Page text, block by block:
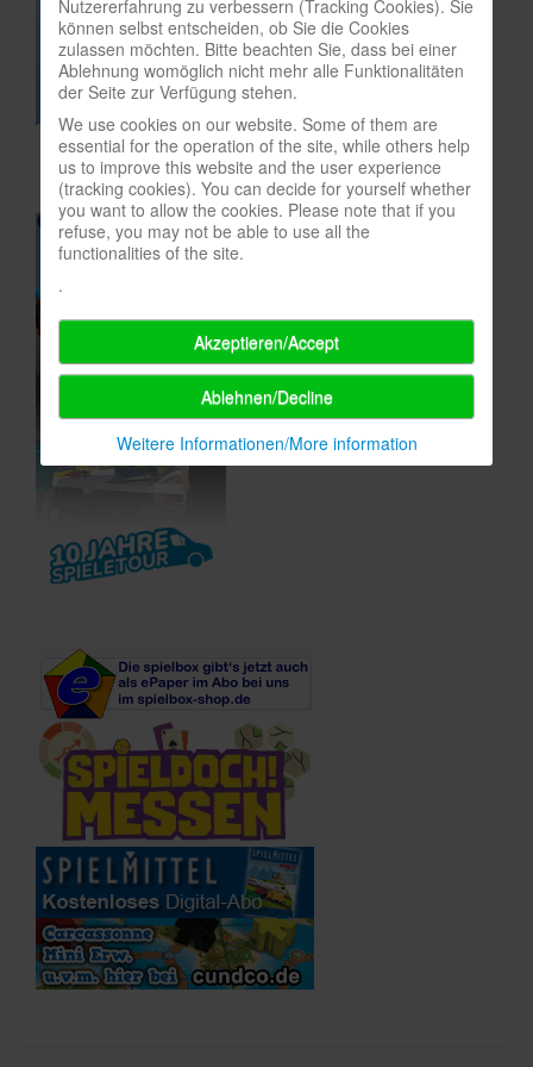
In eigener Sache-On our own behalf
Archivierte Meldungen-News archive
Nutzererfahrung zu verbessern (Tracking Cookies). Sie
können selbst entscheiden, ob Sie die Cookies
zulassen möchten. Bitte beachten Sie, dass bei einer
Ablehnung womöglich nicht mehr alle Funktionalitäten
der Seite zur Verfügung stehen.
We use cookies on our website. Some of them are
essential for the operation of the site, while others help
us to improve this website and the user experience
(tracking cookies). You can decide for yourself whether
you want to allow the cookies. Please note that if you
refuse, you may not be able to use all the
functionalities of the site.
.
Akzeptieren/Accept
Ablehnen/Decline
Weitere Informationen/More information